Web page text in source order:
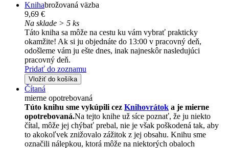
Knihabrožovaná väzba
9,69 €
Na sklade > 5 ks
Táto kniha sa môže na cestu ku vám vybrať prakticky
okamžite! Ak si ju objednáte do 13:00 v pracovný deň,
odošleme vám ju ešte dnes, inak najneskôr nasledujúci
pracovný deň.
Pridať do zoznamu
Vložiť do košíka
Čítaná
mierne opotrebovaná
Túto knihu sme vykúpili cez Knihovrátok a je mierne
opotrebovaná.Na tejto knihe už síce poznať, že ju niekto
čítal, môže jej chýbať prebal, nie je však poškodená tak, aby
to akokoľvek znižovalo zážitok z jej obsahu. Knihu sme
označili nálepkou, ktorá môže na niektorých obaloch